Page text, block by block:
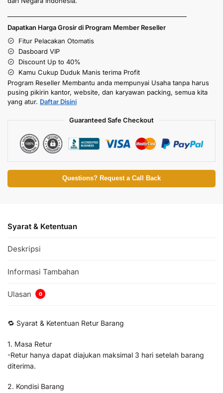
Dapatkan Harga Grosir di Program Member Reseller
Fitur Pelacakan Otomatis
Dasboard VIP
Discount Up to 40%
Kamu Cukup Duduk Manis terima Profit
Program Reseller Membantu anda mempunyai Usaha tanpa harus
pusing pikirin kantor, website, dan karyawan packing, semua kita
yang atur. Daftar Disini
Guaranteed Safe Checkout
Questions? Request a Call Back
Syarat & Ketentuan
Deskripsi
Informasi Tambahan
Ulasan 0
🔁 Syarat & Ketentuan Retur Barang
1. Masa Retur
-Retur hanya dapat diajukan maksimal 3 hari setelah barang
diterima.
2. Kondisi Barang